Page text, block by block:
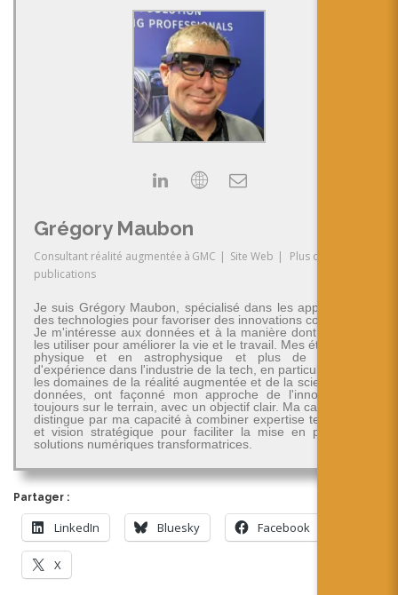
Grégory Maubon
Consultant réalité augmentée à GMC | Site Web |
Plus de
publications
Je suis Grégory Maubon, spécialisé dans les applications
des technologies pour favoriser des innovations concrètes.
Je m'intéresse aux données et à la manière dont on peut
les utiliser pour améliorer la vie et le travail. Mes études en
physique et en astrophysique et plus de 30 ans
d'expérience dans l'industrie de la tech, en particulier dans
les domaines de la réalité augmentée et de la science des
données, ont façonné mon approche de l'innovation -
toujours sur le terrain, avec un objectif clair. Ma carrière se
distingue par ma capacité à combiner expertise technique
et vision stratégique pour faciliter la mise en place de
solutions numériques transformatrices.
Partager :
LinkedIn Bluesky Facebook
X